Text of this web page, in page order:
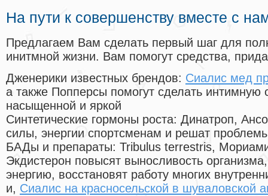
На пути к совершенству вместе с
Предлагаем Вам сделать первый шаг для
инитмной жизни. Вам помогут средства,
Дженерики известных брендов: Сиалис мед
а также Попперсы помогут сделать
насыщенной и яркой
Синтетические гормоны роста: Динатроп,
силы, энергии спортсменам и решат
БАДы и препараты: Tribulus terrestris,
Экдистерон повысят выносливость
энергию, восстановят работу многих
и, Сиалис на красносельской в шуваловской